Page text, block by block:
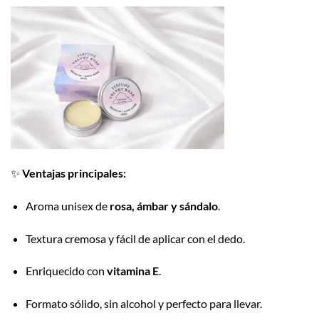
✨ Ventajas principales:
Aroma unisex de rosa, ámbar y sándalo.
Textura cremosa y fácil de aplicar con el dedo.
Enriquecido con vitamina E.
Formato sólido, sin alcohol y perfecto para llevar.